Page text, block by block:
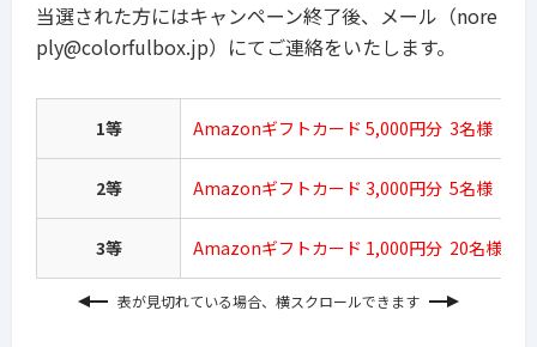
当選された方にはキャンペーン終了後、メール（nore
ply@colorfulbox.jp）にてご連絡をいたします。
1等 Amazonギフトカード 5,000円分 3名様
2等 Amazonギフトカード 3,000円分 5名様
3等 Amazonギフトカード 1,000円分 20名様
表が見切れている場合、横スクロールできます